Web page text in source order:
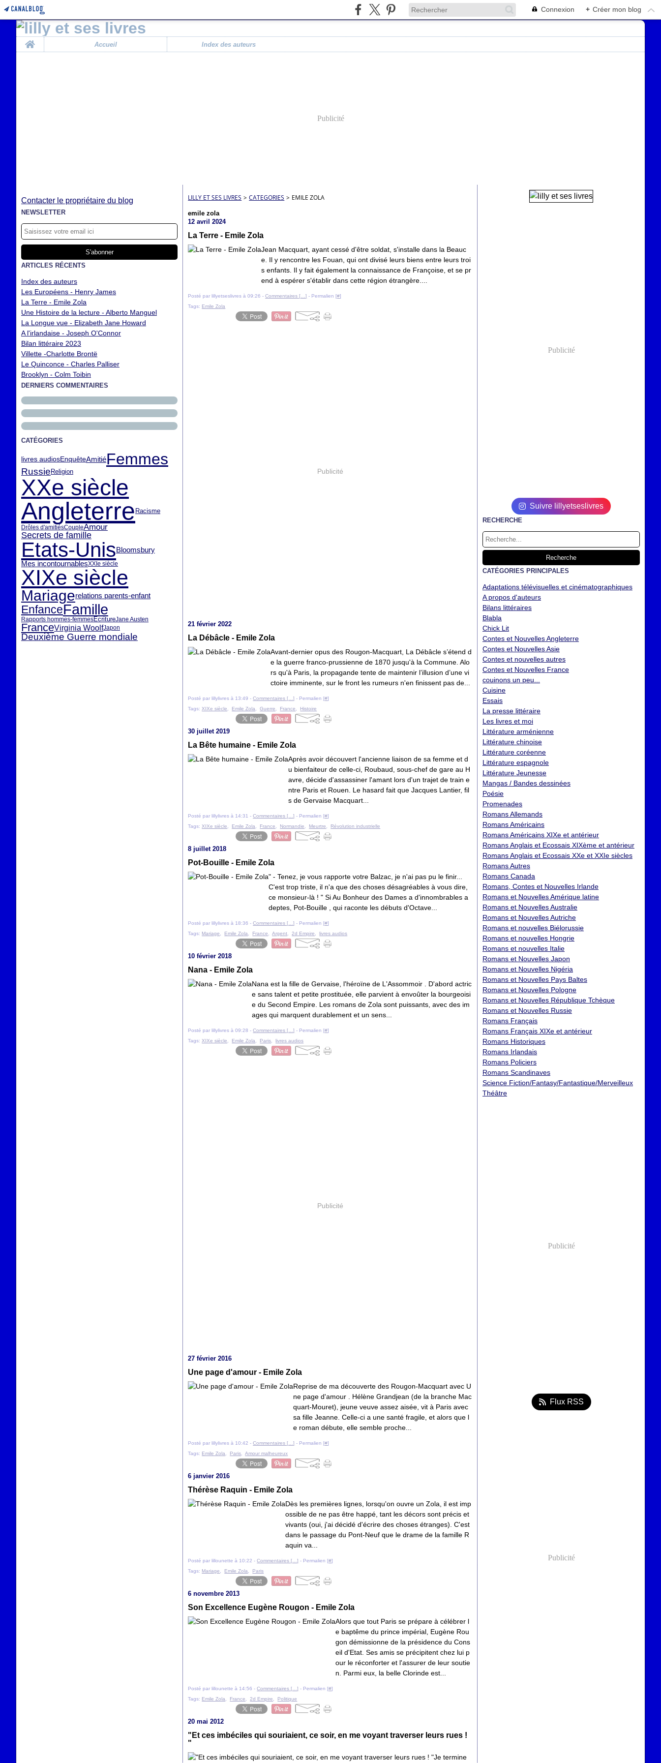
Connexion + Créer mon blog
Home
Accueil Index des auteurs
Publicité
Contacter le propriétaire du blog
NEWSLETTER
ARTICLES RÉCENTS
Index des auteurs
Les Européens - Henry James
La Terre - Emile Zola
Une Histoire de la lecture - Alberto Manguel
La Longue vue - Elizabeth Jane Howard
A l'irlandaise - Joseph O'Connor
Bilan littéraire 2023
Villette -Charlotte Brontë
Le Quinconce - Charles Palliser
Brooklyn - Colm Toibin
DERNIERS COMMENTAIRES
CATÉGORIES
livres audiosEnquêteAmitiéFemmes
Russie Religion
XXe siècle
Angleterre Racisme
Drôles d'amitiésCoupleAmour
Secrets de famille
Etats-UnisBloomsbury
Mes incontournablesXXIe siècle
XIXe siècle
Mariagerelations parents-enfant
EnfanceFamille
Rapports hommes-femmesEcritureJane Austen
FranceVirginia WoolfJapon
Deuxième Guerre mondiale
LILLY ET SES LIVRES > CATEGORIES > EMILE ZOLA
emile zola
12 avril 2024
La Terre - Emile Zola
Jean Macquart, ayant cessé d'être soldat, s'installe dans la Beauc
e. Il y rencontre les Fouan, qui ont divisé leurs biens entre leurs troi
s enfants. Il y fait également la connaissance de Françoise, et se pr
end à espérer s'établir dans cette région étrangère....
Posté par lillyetseslivres à 09:26 -Commentaires [ …] - Permalien [#]
Tags: Emile Zola
Publicité
21 février 2022
La Débâcle - Emile Zola
Avant-dernier opus des Rougon-Macquart, La Débâcle s’étend d
e la guerre franco-prussienne de 1870 jusqu'à la Commune. Alo
rs qu'à Paris, la propagande tente de maintenir l’illusion d’une vi
ctoire imminente, sur le front les rumeurs n'en finissent pas de...
Posté par lillylivres à 13:49 -Commentaires [ …] - Permalien [#]
Tags: XIXe siècle Emile Zola ,Guerre France Histoire
30 juillet 2019
La Bête humaine - Emile Zola
Après avoir découvert l'ancienne liaison de sa femme et d
u bienfaiteur de celle-ci, Roubaud, sous-chef de gare au H
avre, décide d'assassiner l'amant lors d'un trajet de train e
ntre Paris et Rouen. Le hasard fait que Jacques Lantier, fil
s de Gervaise Macquart...
Posté par lillylivres à 14:31 -Commentaires [ …] - Permalien [#]
Tags: XIXe siècle Emile Zola France Normandie Meurtre Révolution industrielle
8 juillet 2018
Pot-Bouille - Emile Zola
" - Tenez, je vous rapporte votre Balzac, je n'ai pas pu le finir...
C'est trop triste, il n'a que des choses désagréables à vous dire,
ce monsieur-là ! " Si Au Bonheur des Dames a d'innombrables a
deptes, Pot-Bouille , qui raconte les débuts d'Octave...
Posté par lillylivres à 18:36 -Commentaires [ …] - Permalien [#]
Tags: Mariage Emile Zola France ,Argent ,2d Empire ,livres audios
10 février 2018
Nana - Emile Zola
Nana est la fille de Gervaise, l'héroïne de L'Assommoir . D'abord actric
e sans talent et petite prostituée, elle parvient à envoûter la bourgeoisi
e du Second Empire. Les romans de Zola sont puissants, avec des im
ages qui marquent durablement et un sens...
Posté par lillylivres à 09:28 -Commentaires [ …] - Permalien [#]
Tags: XIXe siècle Emile Zola Paris ,livres audios
Publicité
27 février 2016
Une page d'amour - Emile Zola
Reprise de ma découverte des Rougon-Macquart avec U
ne page d'amour . Hélène Grandjean (de la branche Mac
quart-Mouret), jeune veuve assez aisée, vit à Paris avec
sa fille Jeanne. Celle-ci a une santé fragile, et alors que l
e roman débute, elle semble proche...
Posté par lillylivres à 10:42 -Commentaires [ …] - Permalien [#]
Tags: Emile Zola Paris ,Amour malheureux
6 janvier 2016
Thérèse Raquin - Emile Zola
Dès les premières lignes, lorsqu'on ouvre un Zola, il est imp
ossible de ne pas être happé, tant les décors sont précis et
vivants (oui, j'ai décidé d'écrire des choses étranges). C'est
dans le passage du Pont-Neuf que le drame de la famille R
aquin va...
Posté par lillounette à 10:22 -Commentaires [ …] - Permalien [#]
Tags: Mariage Emile Zola Paris
6 novembre 2013
Son Excellence Eugène Rougon - Emile Zola
Alors que tout Paris se prépare à célébrer l
e baptême du prince impérial, Eugène Rou
gon démissionne de la présidence du Cons
eil d'Etat. Ses amis se précipitent chez lui p
our le réconforter et l'assurer de leur soutie
n. Parmi eux, la belle Clorinde est...
Posté par lillounette à 14:56 -Commentaires [ …] - Permalien [#]
Tags: Emile Zola France ,2d Empire Politique
20 mai 2012
"Et ces imbéciles qui souriaient, ce soir, en me voyant traverser leurs rues !
"
Je termine
Publicité
Suivre lillyetseslivres
RECHERCHE
CATÉGORIES PRINCIPALES
Adaptations télévisuelles et cinématographiques
A propos d'auteurs
Bilans littéraires
Blabla
Chick Lit
Contes et Nouvelles Angleterre
Contes et Nouvelles Asie
Contes et nouvelles autres
Contes et Nouvelles France
couinons un peu...
Cuisine
Essais
La presse littéraire
Les livres et moi
Littérature arménienne
Littérature chinoise
Littérature coréenne
Littérature espagnole
Littérature Jeunesse
Mangas / Bandes dessinées
Poésie
Promenades
Romans Allemands
Romans Américains
Romans Américains XIXe et antérieur
Romans Anglais et Ecossais XIXème et antérieur
Romans Anglais et Ecossais XXe et XXIe siècles
Romans Autres
Romans Canada
Romans, Contes et Nouvelles Irlande
Romans et Nouvelles Amérique latine
Romans et Nouvelles Australie
Romans et Nouvelles Autriche
Romans et nouvelles Biélorussie
Romans et nouvelles Hongrie
Romans et nouvelles Italie
Romans et Nouvelles Japon
Romans et Nouvelles Nigéria
Romans et Nouvelles Pays Baltes
Romans et Nouvelles Pologne
Romans et Nouvelles République Tchèque
Romans et Nouvelles Russie
Romans Français
Romans Français XIXe et antérieur
Romans Historiques
Romans Irlandais
Romans Policiers
Romans Scandinaves
Science Fiction/Fantasy/Fantastique/Merveilleux
Théâtre
Publicité
Flux RSS
Publicité